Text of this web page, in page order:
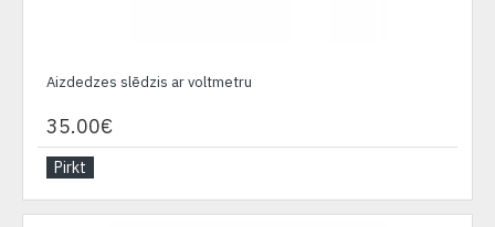
Aizdedzes slēdzis ar voltmetru
35.00€
Pirkt